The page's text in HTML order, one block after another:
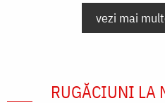
vezi mai
RUGĂCIUNI LA